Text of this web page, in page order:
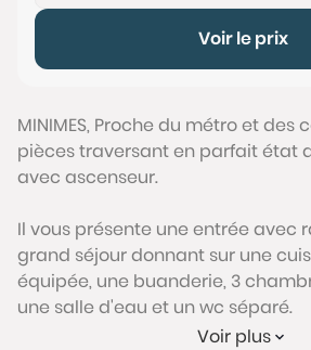
Voir le prix
MINIMES, Proche du métro et des
pièces traversant en parfait état
avec ascenseur.
Il vous présente une entrée avec
grand séjour donnant sur une
équipée, une buanderie, 3
une salle d'eau et un wc séparé.
Possibilité d'acquerir un garage
Voir plus